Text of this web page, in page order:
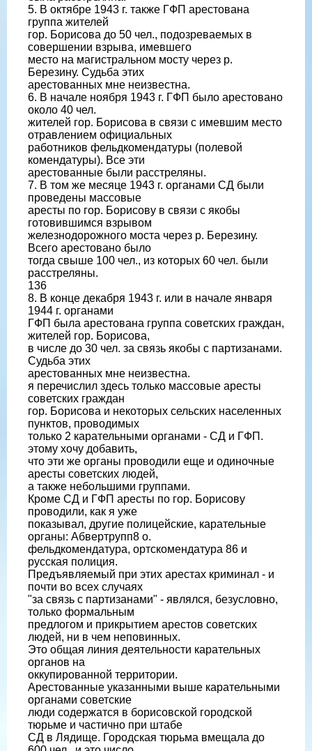
5. В октябре 1943 г. также ГФП арестована
группа жителей
гор. Борисова до 50 чел., подозреваемых в
совершении взрыва, имевшего
место на магистральном мосту через р.
Березину. Судьба этих
арестованных мне неизвестна.
6. В начале ноября 1943 г. ГФП было арестовано
около 40 чел.
жителей гор. Борисова в связи с имевшим место
отравлением официальных
работников фельдкомендатуры (полевой
комендатуры). Все эти
арестованные были расстреляны.
7. В том же месяце 1943 г. органами СД были
проведены массовые
аресты по гор. Борисову в связи с якобы
готовившимся взрывом
железнодорожного моста через р. Березину.
Всего арестовано было
тогда свыше 100 чел., из которых 60 чел. были
расстреляны.
136
8. В конце декабря 1943 г. или в начале января
1944 г. органами
ГФП была арестована группа советских граждан,
жителей гор. Борисова,
в числе до 30 чел. за связь якобы с партизанами.
Судьба этих
арестованных мне неизвестна.
я перечислил здесь только массовые аресты
советских граждан
гор. Борисова и некоторых сельских населенных
пунктов, проводимых
только 2 карательными органами - СД и ГФП.
этому хочу добавить,
что эти же органы проводили еще и одиночные
аресты советских людей,
а также небольшими группами.
Кроме СД и ГФП аресты по гор. Борисову
проводили, как я уже
показывал, другие полицейские, карательные
органы: Абвертрупп8 о.
фельдкомендатура, ортскомендатура 86 и
русская полиция.
Предъявляемый при этих арестах криминал - и
почти во всех случаях
"за связь с партизанами" - являлся, безусловно,
только формальным
предлогом и прикрытием арестов советских
людей, ни в чем неповинных.
Это общая линия деятельности карательных
органов на
оккупированной территории.
Арестованные указанными выше карательными
органами советские
люди содержатся в борисовской городской
тюрьме и частично при штабе
СД в Лядище. Городская тюрьма вмещала до